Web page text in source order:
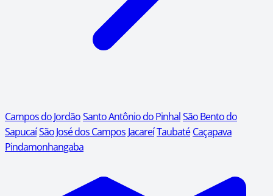
Campos do JordãoSanto Antônio do PinhalSão Bento do
SapucaíSão José dos Campos JacareíTaubaté Caçapava
Pindamonhangaba